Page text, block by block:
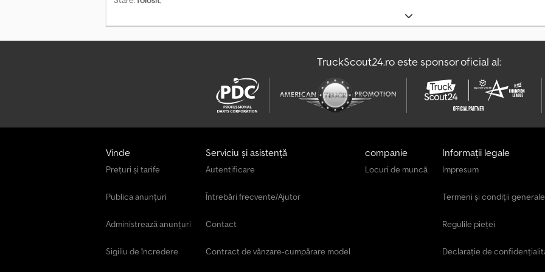
TruckScout24.ro este sponsor oficial al:
Vinde
Prețuri și tarife
Publica anunțuri
Administrează anunțuri
Sigiliu de încredere
Serviciu și asistență
Autentificare
Întrebări frecvente/Ajutor
Contact
Contract de vânzare-cumpărare model
companie
Locuri de muncă
Informații legale
Impresum
Termeni și condiții generale
Regulile pieței
Declarație de